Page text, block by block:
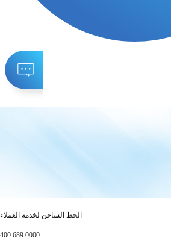
الخط الساخن لخدمة العملاء
400 689 0000